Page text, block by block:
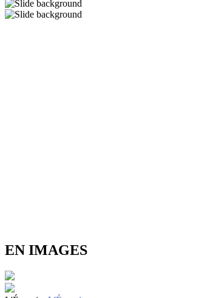
EN IMAGES